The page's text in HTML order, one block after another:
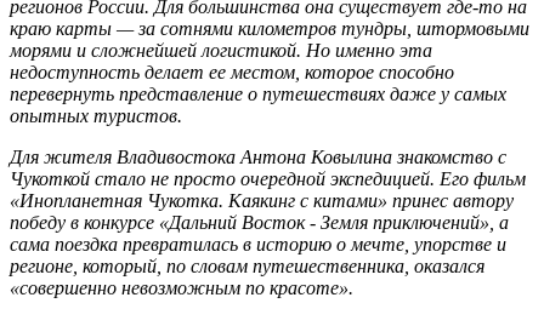
регионов России. Для большинства она существует где-то на
краю карты — за сотнями километров тундры, штормовыми
морями и сложнейшей логистикой. Но именно эта
недоступность делает ее местом, которое способно
перевернуть представление о путешествиях даже у самых
опытных туристов.
Для жителя Владивостока Антона Ковылина знакомство с
Чукоткой стало не просто очередной экспедицией. Его фильм
«Инопланетная Чукотка. Каякинг с китами» принес автору
победу в конкурсе «Дальний Восток - Земля приключений», а
сама поездка превратилась в историю о мечте, упорстве и
регионе, который, по словам путешественника, оказался
«совершенно невозможным по красоте».